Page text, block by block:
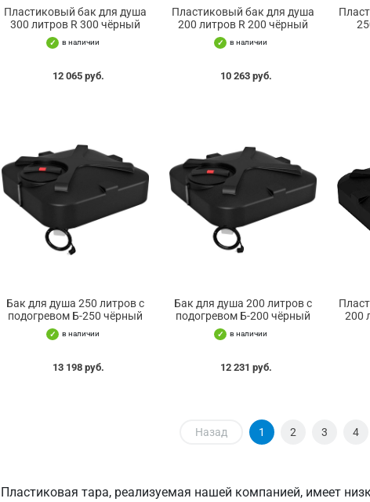
Пластиковый бак для душа
300 литров R 300 чёрный
в наличии
12 065 руб.
Пластиковый бак для душа
200 литров R 200 чёрный
в наличии
10 263 руб.
Бак для душа 250 литров с
подогревом Б-250 чёрный
в наличии
13 198 руб.
Бак для душа 200 литров с
подогревом Б-200 чёрный
в наличии
12 231 руб.
200
Назад 1 2 3 4
Пластиковая тара, реализуемая нашей компанией, имеет